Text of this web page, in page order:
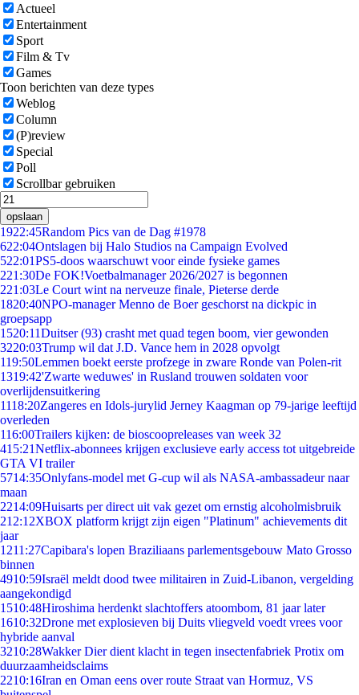
Actueel
Entertainment
Sport
Film & Tv
Games
Toon berichten van deze types
Weblog
Column
(P)review
Special
Poll
Scrollbar gebruiken
opslaan
1922:45Random Pics van de Dag #1978
622:04Ontslagen bij Halo Studios na Campaign Evolved
522:01PS5-doos waarschuwt voor einde fysieke games
221:30De FOK!Voetbalmanager 2026/2027 is begonnen
221:03Le Court wint na nerveuze finale, Pieterse derde
1820:40NPO-manager Menno de Boer geschorst na dickpic in
groepsapp
1520:11Duitser (93) crasht met quad tegen boom, vier gewonden
3220:03Trump wil dat J.D. Vance hem in 2028 opvolgt
119:50Lemmen boekt eerste profzege in zware Ronde van Polen-rit
1319:42'Zwarte weduwes' in Rusland trouwen soldaten voor
overlijdensuitkering
1118:20Zangeres en Idols-jurylid Jerney Kaagman op 79-jarige leeftijd
overleden
116:00Trailers kijken: de bioscoopreleases van week 32
415:21Netflix-abonnees krijgen exclusieve early access tot uitgebreide
GTA VI trailer
5714:35Onlyfans-model met G-cup wil als NASA-ambassadeur naar
maan
2214:09Huisarts per direct uit vak gezet om ernstig alcoholmisbruik
212:12XBOX platform krijgt zijn eigen "Platinum" achievements dit
jaar
1211:27Capibara's lopen Braziliaans parlementsgebouw Mato Grosso
binnen
4910:59Israël meldt dood twee militairen in Zuid-Libanon, vergelding
aangekondigd
1510:48Hiroshima herdenkt slachtoffers atoombom, 81 jaar later
1610:32Drone met explosieven bij Duits vliegveld voedt vrees voor
hybride aanval
3210:28Wakker Dier dient klacht in tegen insectenfabriek Protix om
duurzaamheidsclaims
2210:16Iran en Oman eens over route Straat van Hormuz, VS